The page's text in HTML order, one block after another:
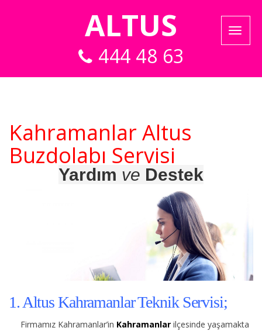
ALTUS
444 48 63
Kahramanlar Altus
Buzdolabı Servisi
Yardım ve Destek
1. Altus Kahramanlar Teknik Servisi;
Firmamız Kahramanlar’in Kahramanlar ilçesinde yaşamakta